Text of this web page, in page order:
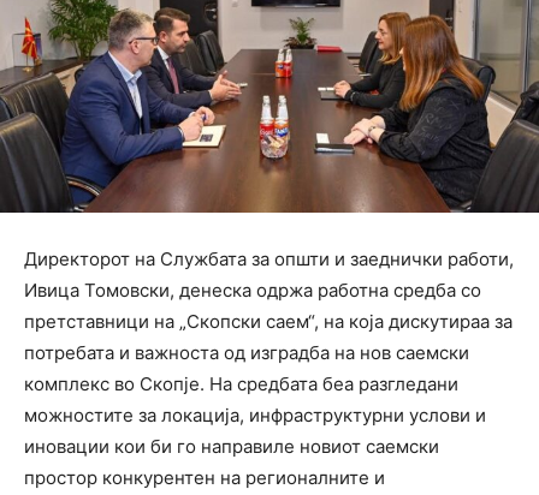
Директорот на Службата за општи и заеднички работи,
Ивица Томовски, денеска одржа работна средба со
претставници на „Скопски саем“, на која дискутираа за
потребата и важноста од изградба на нов саемски
комплекс во Скопје. На средбата беа разгледани
можностите за локација, инфраструктурни услови и
иновации кои би го направиле новиот саемски
простор конкурентен на регионалните и